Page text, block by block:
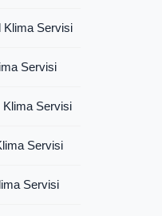
Klima Servisi
Servisi
Klima Servisi
Servisi
Servisi